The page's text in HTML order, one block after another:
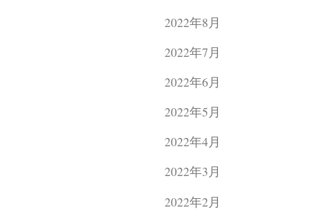
2022年8月
2022年7月
2022年6月
2022年5月
2022年4月
2022年3月
2022年2月